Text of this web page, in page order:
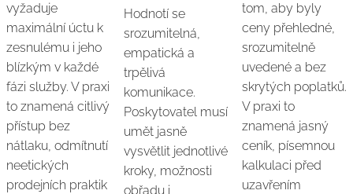
vyžaduje
maximální úctu k
zesnulému i jeho
blízkým v každé
fázi služby. V praxi
to znamená citlivý
přístup bez
nátlaku, odmítnutí
neetických
prodejních praktik
Hodnotí se
srozumitelná,
empatická a
trpělivá
komunikace.
Poskytovatel musí
umět jasně
vysvětlit jednotlivé
kroky, možnosti
obřadu i
tom, aby byly
ceny přehledné,
srozumitelně
uvedené a bez
skrytých poplatků.
V praxi to
znamená jasný
ceník, písemnou
kalkulaci před
uzavřením